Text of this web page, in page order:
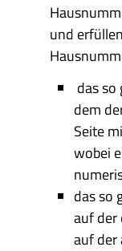
und
das
dem
Seite
wobei
das so
auf der
auf der